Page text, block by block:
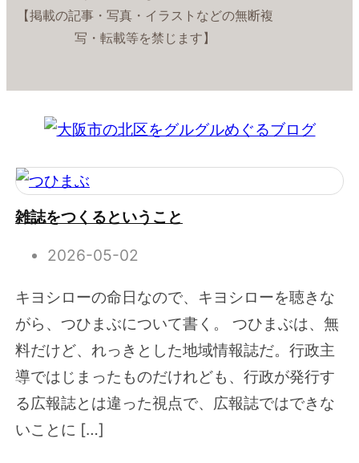
【掲載の記事・写真・イラストなどの無断複
写・転載等を禁じます】
雑誌をつくるということ
2026-05-02
キヨシローの命日なので、キヨシローを聴きな
がら、つひまぶについて書く。 つひまぶは、無
料だけど、れっきとした地域情報誌だ。行政主
導ではじまったものだけれども、行政が発行す
る広報誌とは違った視点で、広報誌ではできな
いことに […]